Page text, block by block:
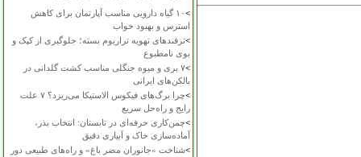
>
۱۰ گیاه دارویی مناسب آپارتمان برای کاهش
استرس و بهبود خواب
>ترفندهای تهویه تراریوم بسته؛ جلوگیری از کپک و
بوی نامطبوع
>
۷ بری و میوه جنگلی مناسب کشت گلدانی در
بالکن‌های ایرانی
>
چرا برگ‌های فیکوس الاستیکا می‌ریزد؟ ۷ علت
رایج و راه‌حل سریع
>چمن‌کاری حرفه‌ای در تابستان: انتخاب بذر،
آماده‌سازی خاک و آبیاری دقیق
>شناخت «جانوران مضر باغ» و راه‌های طبیعی دور